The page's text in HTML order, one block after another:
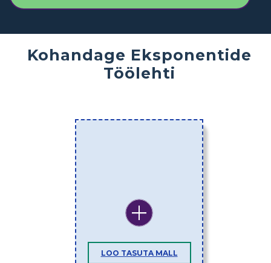
Kohandage Eksponentide
Töölehti
LOO TASUTA MALL